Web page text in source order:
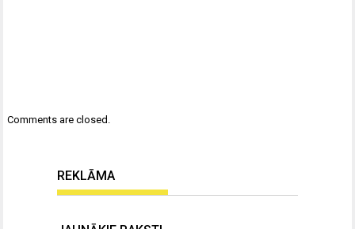
Comments are closed.
REKLĀMA